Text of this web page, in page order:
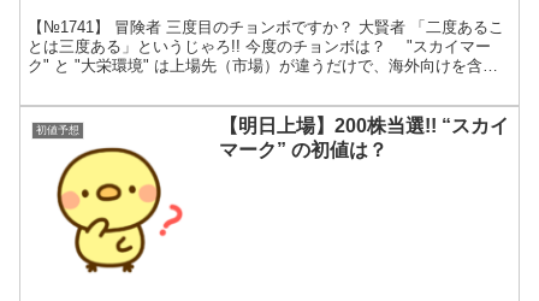
【№1741】 冒険者 三度目のチョンボですか？ 大賢者 「二度あるこ
とは三度ある」というじゃろ!! 今度のチョンボは？ "スカイマー
ク" と "大栄環境" は上場先（市場）が違うだけで、海外向けを含み
初値予想
【明日上場】200株当選!! “スカイ
マーク” の初値は？